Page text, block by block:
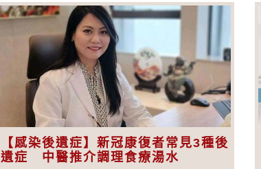
【感染後遺症】新冠康復者常見3種後
遺症 中醫推介調理食療湯水